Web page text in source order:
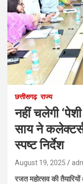
छत्तीसगढ़ राज्य
नहीं चलेगी
साय ने
स्पष्ट निर्देश
August 19, 2025
रजत महोत्सव की